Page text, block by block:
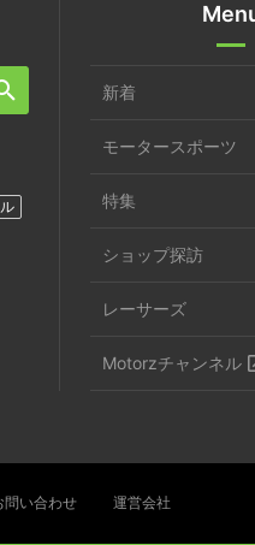
新着
モータースポーツ
特集
ショップ探訪
レーサーズ
Motorzチャンネル
問い合わせ 運営会社